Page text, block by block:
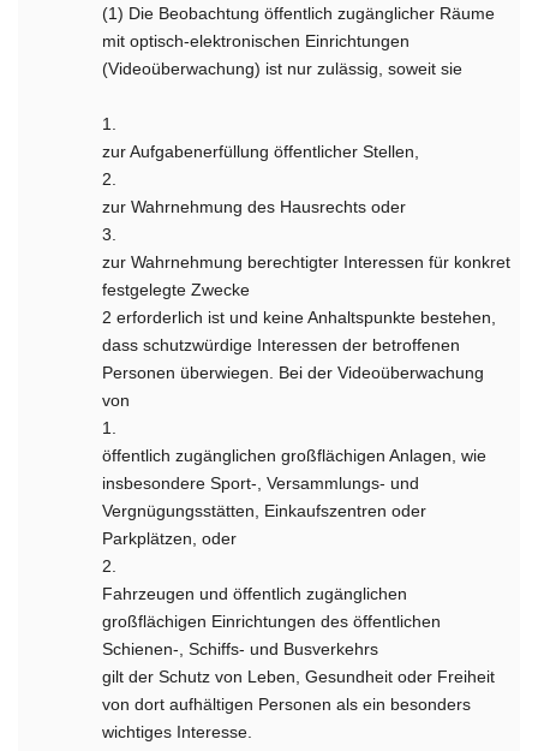
(1) Die Beobachtung öffentlich zugänglicher Räume
mit optisch-elektronischen Einrichtungen
(Videoüberwachung) ist nur zulässig, soweit sie
1.
zur Aufgabenerfüllung öffentlicher Stellen,
2.
zur Wahrnehmung des Hausrechts oder
3.
zur Wahrnehmung berechtigter Interessen für konkret
festgelegte Zwecke
2 erforderlich ist und keine Anhaltspunkte bestehen,
dass schutzwürdige Interessen der betroffenen
Personen überwiegen. Bei der Videoüberwachung
von
1.
öffentlich zugänglichen großflächigen Anlagen, wie
insbesondere Sport-, Versammlungs- und
Vergnügungsstätten, Einkaufszentren oder
Parkplätzen, oder
2.
Fahrzeugen und öffentlich zugänglichen
großflächigen Einrichtungen des öffentlichen
Schienen-, Schiffs- und Busverkehrs
gilt der Schutz von Leben, Gesundheit oder Freiheit
von dort aufhältigen Personen als ein besonders
wichtiges Interesse.